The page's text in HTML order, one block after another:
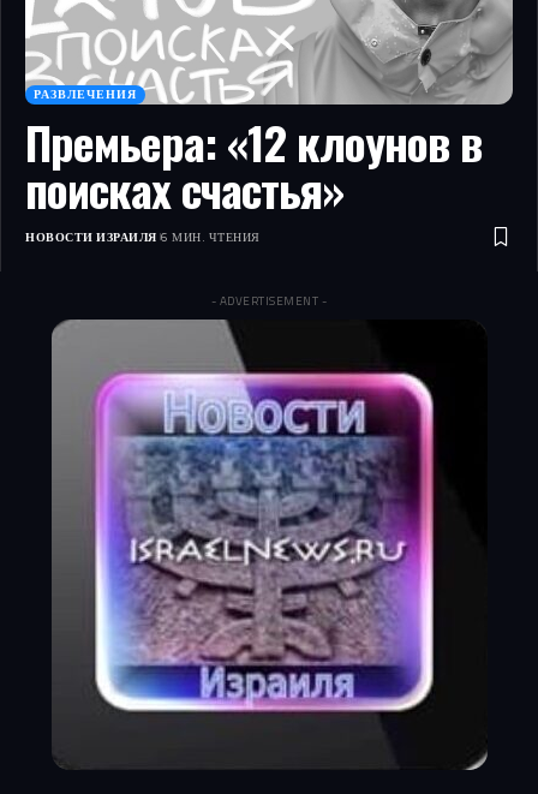
РАЗВЛЕЧЕНИЯ
Премьера: «12 клоунов в
поисках счастья»
НОВОСТИ ИЗРАИЛЯ 6 МИН. ЧТЕНИЯ
- ADVERTISEMENT -